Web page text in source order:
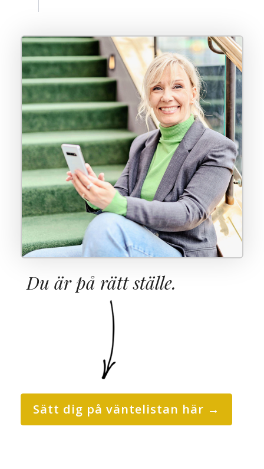
Du är på rätt ställe.
Sätt dig på väntelistan här →